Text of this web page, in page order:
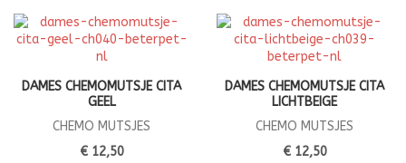
DAMES CHEMOMUTSJE CITA
GEEL
CHEMO MUTSJES
€ 12,50
DAMES CHEMOMUTSJE CITA
LICHTBEIGE
CHEMO MUTSJES
€ 12,50